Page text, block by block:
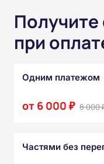
Получите
при
Одним платежом
от 6 000 ₽ 8 000
Частями без